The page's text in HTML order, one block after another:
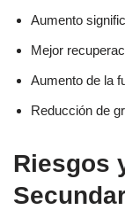
Aumento
Mejor
Aumento de la
Reducción de
Riesgos